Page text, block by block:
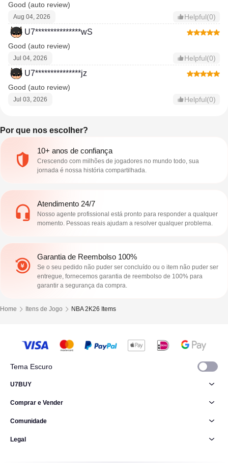
Good (auto review)
Aug 04, 2026 Helpful(0)
U7***************wS
Good (auto review)
Jul 04, 2026 Helpful(0)
U7***************jz
Good (auto review)
Jul 03, 2026 Helpful(0)
Por que nos escolher?
10+ anos de confiança
Crescendo com milhões de jogadores no mundo todo, sua
jornada é nossa história compartilhada.
Atendimento 24/7
Nosso agente profissional está pronto para responder a qualquer
momento. Pessoas reais ajudam a resolver qualquer problema.
Garantia de Reembolso 100%
Se o seu pedido não puder ser concluído ou o item não puder ser
entregue, fornecemos garantia de reembolso de 100% para
garantir a segurança da compra.
Home Itens de Jogo NBA 2K26 Items
Tema Escuro
U7BUY
Comprar e Vender
Comunidade
Legal